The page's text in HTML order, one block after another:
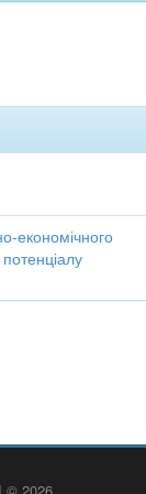
економічного